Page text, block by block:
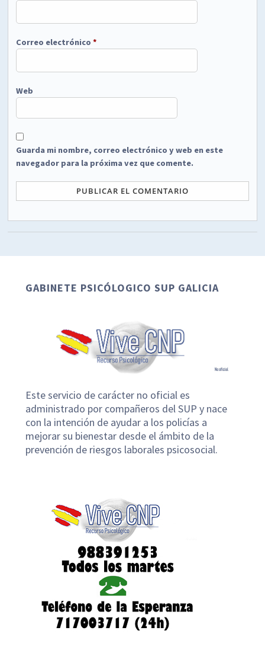
Correo electrónico*
Web
Guarda mi nombre, correo electrónico y web en este
navegador para la próxima vez que comente.
GABINETE PSICÓLOGICO SUP GALICIA
Este servicio de carácter no oficial es
administrado por compañeros del SUP y nace
con la intención de ayudar a los policías a
mejorar su bienestar desde el ámbito de la
prevención de riesgos laborales psicosocial.